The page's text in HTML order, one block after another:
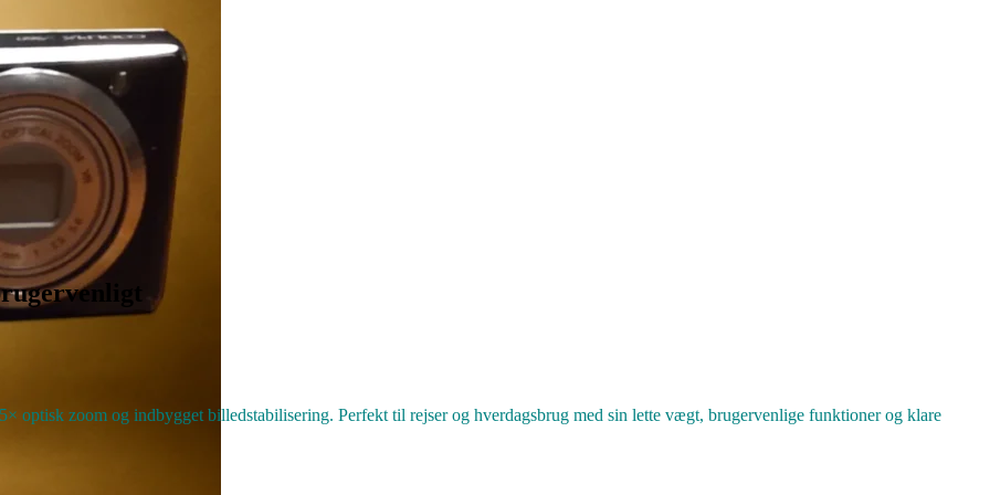
optisk zoom og indbygget billedstabilisering. Perfekt til rejser og hverdagsbrug med sin lette vægt, brugervenlige funktioner og klare